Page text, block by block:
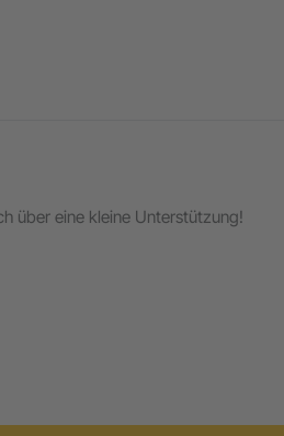
über eine kleine Unterstützung!